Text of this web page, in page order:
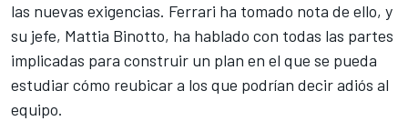
las nuevas exigencias. Ferrari ha tomado nota de ello, y
su jefe, Mattia Binotto, ha hablado con todas las partes
implicadas para construir un plan en el que se pueda
estudiar cómo reubicar a los que podrían decir adiós al
equipo.